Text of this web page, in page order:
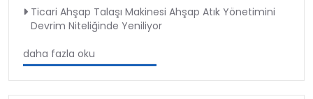
Ticari Ahşap Talaşı Makinesi Ahşap Atık Yönetimini
Devrim Niteliğinde Yeniliyor
daha fazla oku